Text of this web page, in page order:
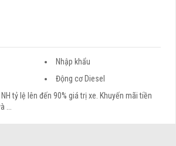
Nhập khẩu
Động cơ Diesel
tỷ lệ lên đến 90% giá trị xe. Khuyến mãi tiền
...